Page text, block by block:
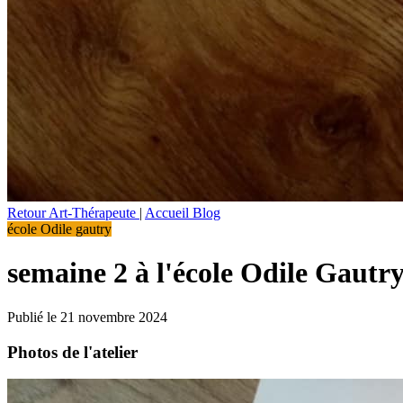
Retour Art-Thérapeute | Accueil Blog
école Odile gautry
semaine 2 à l'école Odile
Publié le 21 novembre 2024
Photos de l'atelier